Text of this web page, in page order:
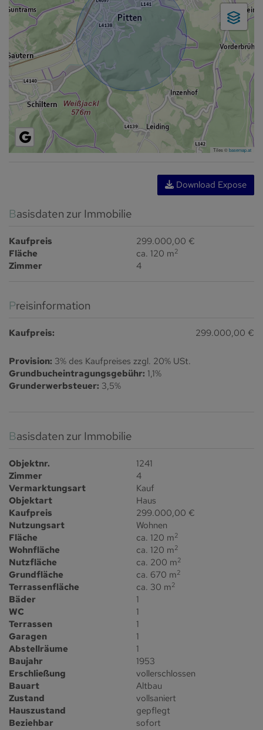
Tiles ©basemap.at
Download Expose
Basisdaten zur Immobilie
Kaufpreis
299.000,00 €
Fläche
ca. 120 m2
Zimmer 4
Preisinformation
Kaufpreis: 299.000,00 €
Provision: 3% des Kaufpreises zzgl. 20% USt.
Grundbucheintragungsgebühr: 1,1%
Grunderwerbsteuer: 3,5%
Basisdaten zur Immobilie
Objektnr.
1241
Zimmer
4
Vermarktungsart
Kauf
Objektart
Haus
Kaufpreis
299.000,00 €
Nutzungsart
Wohnen
Fläche
ca. 120 m2
Wohnfläche ca. 120 m2
Nutzfläche ca. 200 m2
Grundfläche ca. 670 m2
Terrassenfläche ca. 30 m2
Bäder
1
WC
1
Terrassen
1
Garagen
1
Abstellräume
1
Baujahr
1953
Erschließung
vollerschlossen
Bauart
Altbau
Zustand
vollsaniert
Hauszustand
gepflegt
Beziehbar
sofort